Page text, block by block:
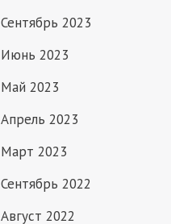
Сентябрь 2023
Июнь 2023
Май 2023
Апрель 2023
Март 2023
Сентябрь 2022
Август 2022